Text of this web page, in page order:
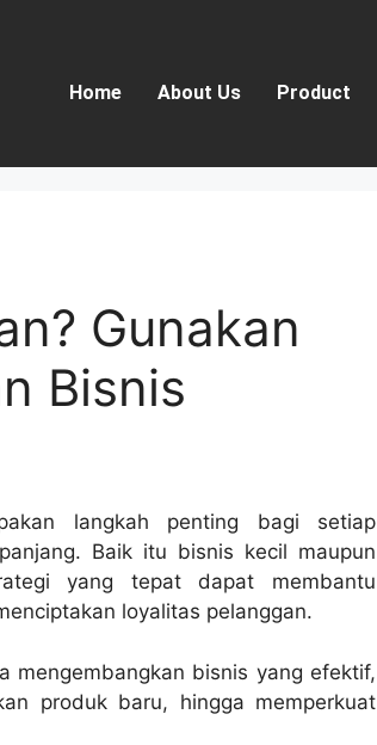
Home About Us Product
Gunakan
Bisnis
langkah penting bagi setiap
Baik itu bisnis kecil maupun
yang tepat dapat membantu
loyalitas pelanggan.
mengembangkan bisnis yang efektif,
produk baru, hingga memperkuat